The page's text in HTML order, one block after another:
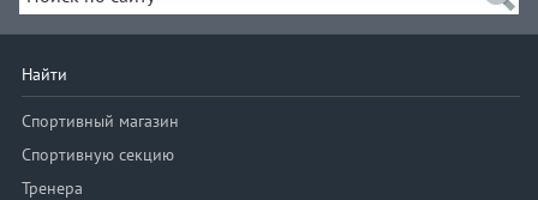
Найти
Спортивный магазин
Спортивную секцию
Тренера